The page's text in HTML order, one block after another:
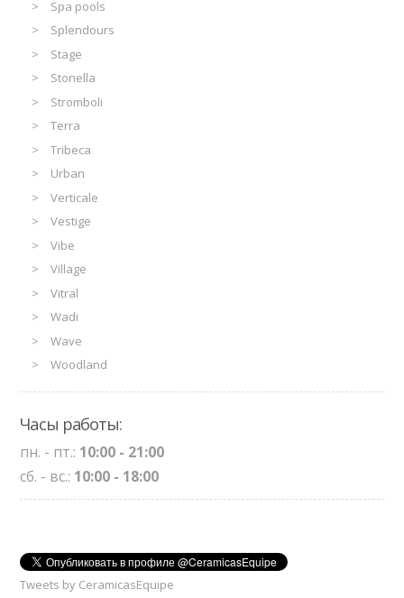
Spa pools
Splendours
Stage
Stonella
Stromboli
Terra
Tribeca
Urban
Verticale
Vestige
Vibe
Village
Vitral
Wadi
Wave
Woodland
Часы работы:
пн. - пт.: 10:00 - 21:00
сб. - вс.: 10:00 - 18:00
Tweets by CeramicasEquipe